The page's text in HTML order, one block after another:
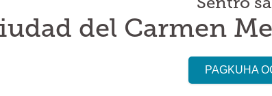
Sentro
del Carmen
PAGKUHA